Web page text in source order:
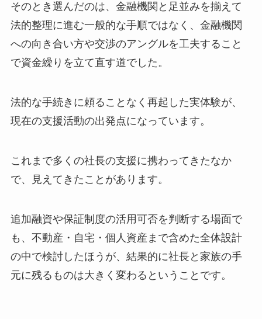
そのとき選んだのは、金融機関と足並みを揃えて
法的整理に進む一般的な手順ではなく、金融機関
への向き合い方や交渉のアングルを工夫すること
で資金繰りを立て直す道でした。
法的な手続きに頼ることなく再起した実体験が、
現在の支援活動の出発点になっています。
これまで多くの社長の支援に携わってきたなか
で、見えてきたことがあります。
追加融資や保証制度の活用可否を判断する場面で
も、不動産・自宅・個人資産まで含めた全体設計
の中で検討したほうが、結果的に社長と家族の手
元に残るものは大きく変わるということです。